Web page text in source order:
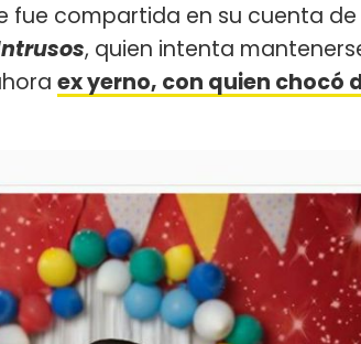
fue compartida en su cuenta
, quien intenta
ex yerno, con quien chocó